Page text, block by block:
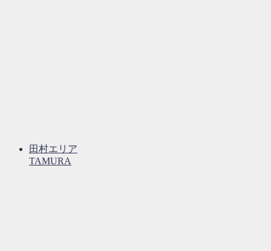
田村エリア
TAMURA